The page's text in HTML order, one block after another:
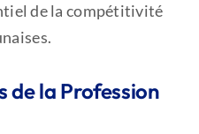
de la compétitivité
de la Profession